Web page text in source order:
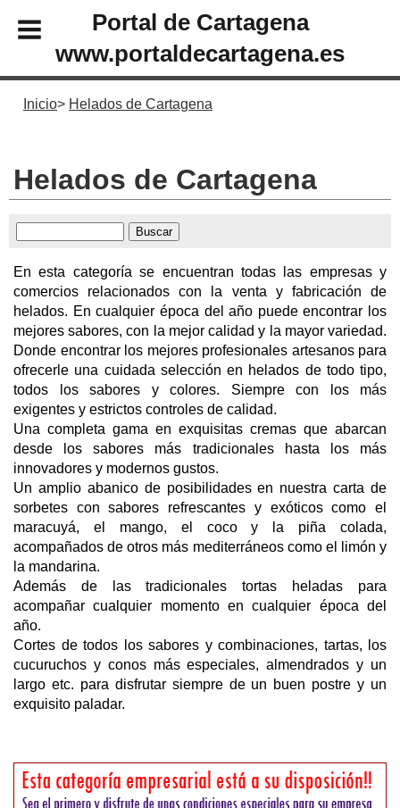
Portal de Cartagena
www.portaldecartagena.es
Inicio Helados de Cartagena
Helados de Cartagena
En esta categoría se encuentran todas las empresas y
comercios relacionados con la venta y fabricación de
helados. En cualquier época del año puede encontrar los
mejores sabores, con la mejor calidad y la mayor variedad.
Donde encontrar los mejores profesionales artesanos para
ofrecerle una cuidada selección en helados de todo tipo,
todos los sabores y colores. Siempre con los más
exigentes y estrictos controles de calidad.
Una completa gama en exquisitas cremas que abarcan
desde los sabores más tradicionales hasta los más
innovadores y modernos gustos.
Un amplio abanico de posibilidades en nuestra carta de
sorbetes con sabores refrescantes y exóticos como el
maracuyá, el mango, el coco y la piña colada,
acompañados de otros más mediterráneos como el limón y
la mandarina.
Además de las tradicionales tortas heladas para
acompañar cualquier momento en cualquier época del
año.
Cortes de todos los sabores y combinaciones, tartas, los
cucuruchos y conos más especiales, almendrados y un
largo etc. para disfrutar siempre de un buen postre y un
exquisito paladar.